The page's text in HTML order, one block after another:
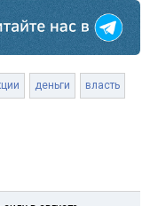
деньги власть